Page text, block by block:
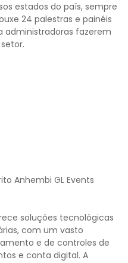
estados do país, sempre
24 palestras e painéis
administradoras fazerem
Anhembi GL Events
soluções tecnológicas
com um vasto
e de controles de
e conta digital. A